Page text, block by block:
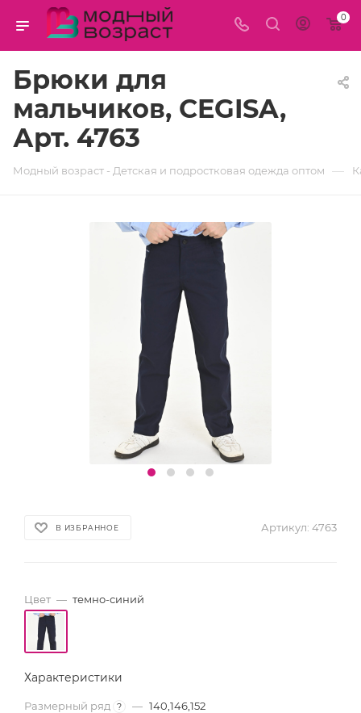
0
Брюки для
мальчиков, CEGISA,
Арт. 4763
Модный возраст - Детская и подростковая одежда оптом —
В ИЗБРАННОЕ Артикул: 4763
Цвет — темно-синий
Характеристики
Размерный ряд ? — 140,146,152